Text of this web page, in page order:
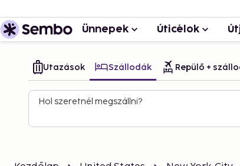
Ünnepek Úticélok
Utazások Szállodák Repülő +
Hol szeretnél megszállni?